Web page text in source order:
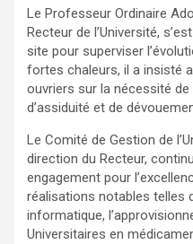
Le Professeur Ordinaire
Recteur de l’Université,
site pour superviser
fortes chaleurs, il a insisté
ouvriers sur la nécessité de
d’assiduité et de
Le Comité de Gestion de
direction du Recteur,
engagement pour
réalisations notables telles
informatique,
Universitaires en